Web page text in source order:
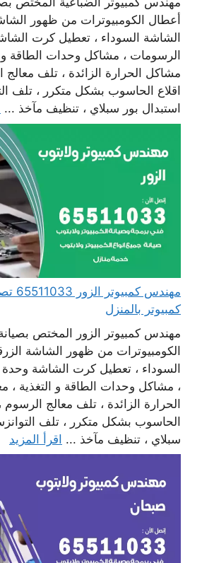
أعطال الكومبيوترات من ظهور
الشاشة السوداء ، تعطيل كرت
الرسومات ، مشاكل وحدات الطاقة و
مشاكل الحرارة الزائدة ، تلف معالج
اقلاع الحاسوب بشكل متكرر ، تلف
استبدال بور سبلاي ، تنظيف مآخذ ...
مهندس
كمبيوتر بالمنزل
مهندس كمبيوتر الزور المختص
الكومبيوترات من ظهور الشاشة
السوداء ، تعطيل كرت الشاشة
، مشاكل وحدات الطاقة و التغذية ،
الحرارة الزائدة ، تلف معالج الرسوم
الحاسوب بشكل متكرر ، تلف
سبلاي ، تنظيف مآخذ ... اقرأ المزيد